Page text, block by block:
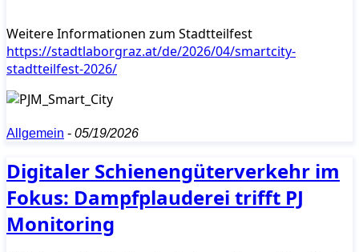
Weitere Informationen zum Stadtteilfest
https://stadtlaborgraz.at/de/2026/04/smartcity-
stadtteilfest-2026/
Allgemein - 05/19/2026
Digitaler Schienengüterverkehr im
Fokus: Dampfplauderei trifft PJ
Monitoring